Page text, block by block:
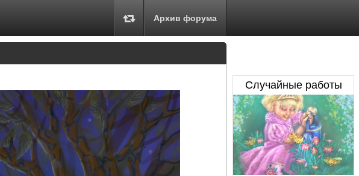
Архив форума
Случайные работы